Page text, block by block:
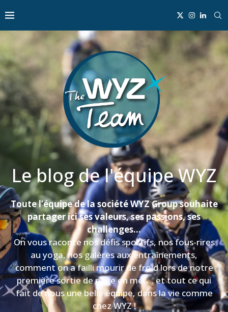
Le blog de l'équipe WYZ
Toute l’équipe de la société WYZ Group souhaite
partager ici ses valeurs, ses passions, ses
challenges…
On vous raconte nos défis sportifs, nos fous-rires
au yoga, nos galères aux entraînements,
comment on a failli mourir de froid lors de notre
première sortie de nage en mer… et tout ce qui
fait de nous une belle équipe, dans la vie comme
chez WYZ !